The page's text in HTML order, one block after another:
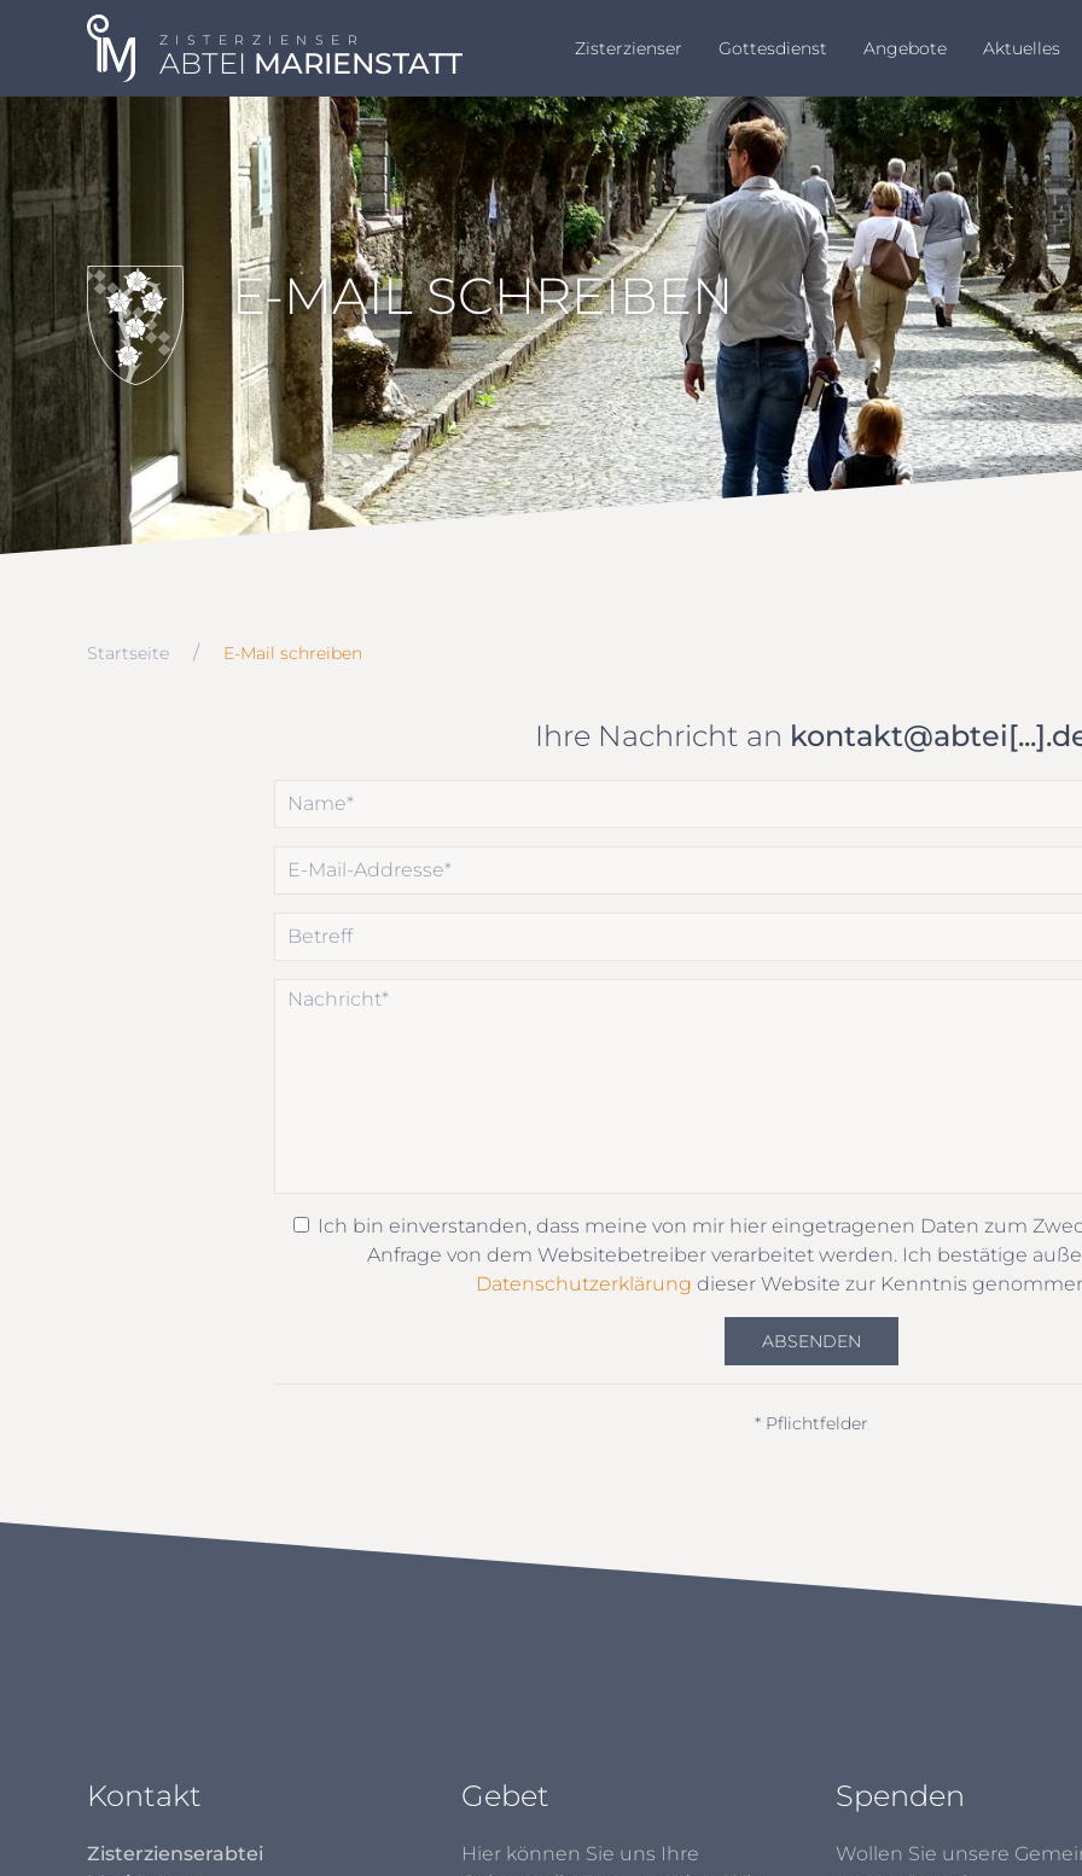
ZISTERZIENSER
ABTEI MARIENSTATT Zisterzienser Gottesdienst Angebote Aktuelles
E-MAIL SCHREIBEN
Startseite E-Mail schreiben
Ihre Nachricht an
Ich bin einverstanden, dass meine von mir hier eingetragenen Daten zum
Anfrage von dem Websitebetreiber verarbeitet werden. Ich bestätige
Datenschutzerklärung dieser Website zur Kenntnis
ABSENDEN
* Pflichtfelder
Kontakt
Zisterzienserabtei
Gebet
Hier können Sie uns Ihre
Spenden
Wollen Sie unsere